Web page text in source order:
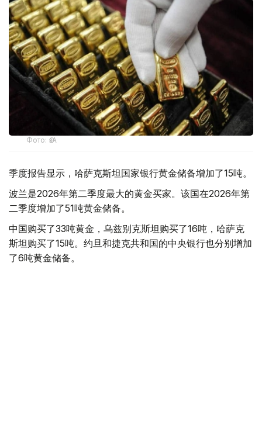
Фото: ӨзА
季度报告显示，哈萨克斯坦国家银行黄金储备增加了15吨。
波兰是2026年第二季度最大的黄金买家。该国在2026年第
二季度增加了51吨黄金储备。
中国购买了33吨黄金，乌兹别克斯坦购买了16吨，哈萨克
斯坦购买了15吨。约旦和捷克共和国的中央银行也分别增加
了6吨黄金储备。